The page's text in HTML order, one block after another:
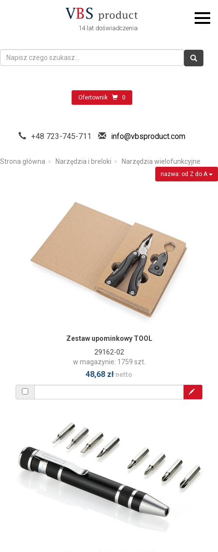
14 lat doświadczenia
Ofertownik 0
+48 723-745-711 info@vbsproduct.com
Strona główna Narzędzia i breloki Narzędzia wielofunkcyjne
nazwa: od Z do A
Zestaw upominkowy TOOL
29162-02
w magazynie: 1759 szt.
48,68 zł netto